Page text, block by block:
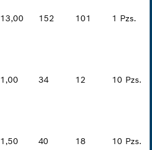
13,00 152 101 1 Pzs.
1,00 34 12 10 Pzs.
1,50 40 18 10 Pzs.